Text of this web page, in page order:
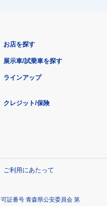
お店を探す
展示車/試乗車を探す
ラインアップ
クレジット/保険
ご利用にあたって
証番号 青森県公安委員会 第